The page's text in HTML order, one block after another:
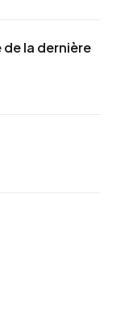
la dernière